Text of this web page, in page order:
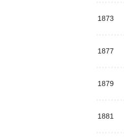
1873
1877
1879
1881